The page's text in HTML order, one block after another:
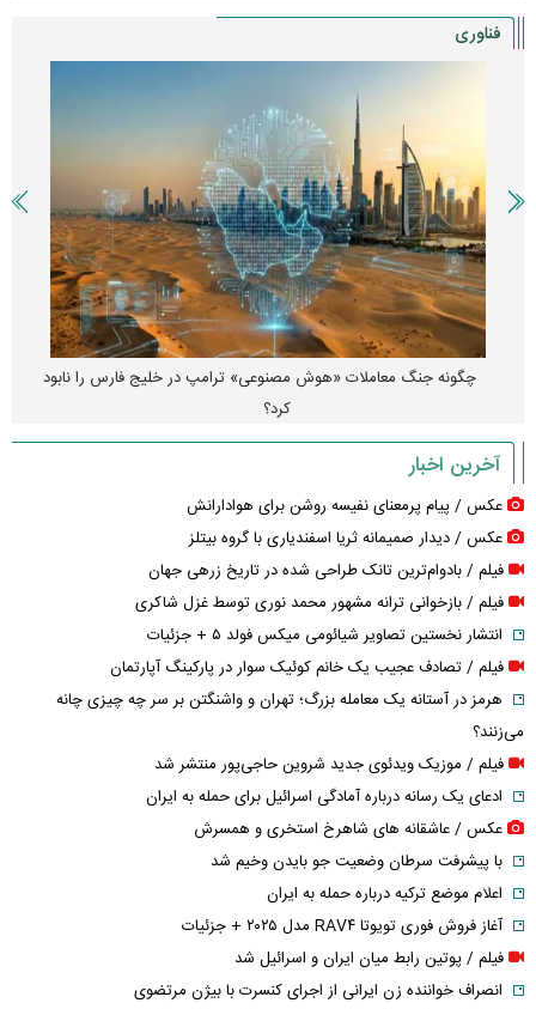
فناوری
چگونه جنگ معاملات «هوش مصنوعی» ترامپ در خلیج فارس را نابود
کرد؟
آخرین اخبار
عکس / پیام پرمعنای نفیسه روشن برای هوادارانش
عکس / دیدار صمیمانه ثریا اسفندیاری با گروه بیتلز
فیلم / بادوام‌ترین تانک طراحی شده در تاریخ زرهی جهان
فیلم / بازخوانی ترانه مشهور محمد نوری توسط غزل شاکری
انتشار نخستین تصاویر شیائومی میکس فولد ۵ + جزئیات
فیلم / تصادف عجیب یک خانم کوئیک سوار در پارکینگ آپارتمان
هرمز در آستانه یک معامله بزرگ؛ تهران و واشنگتن بر سر چه چیزی چانه
می‌زنند؟
فیلم / موزیک ویدئوی جدید شروین حاجی‌پور منتشر شد
ادعای یک رسانه درباره آمادگی اسرائیل برای حمله به ایران
عکس / عاشقانه های شاهرخ استخری و همسرش
با پیشرفت سرطان وضعیت جو بایدن وخیم شد
اعلام موضع ترکیه درباره حمله به ایران
آغاز فروش فوری تویوتا RAV۴ مدل ۲۰۲۵ + جزئیات
فیلم / پوتین رابط میان ایران و اسرائیل شد
انصراف خواننده زن ایرانی از اجرای کنسرت با بیژن مرتضوی